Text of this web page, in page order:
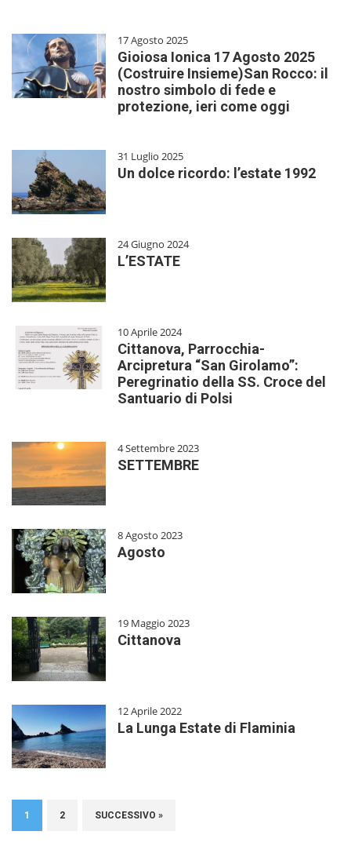
17 Agosto 2025
Gioiosa Ionica 17 Agosto 2025
(Costruire Insieme)San Rocco: il
nostro simbolo di fede e
protezione, ieri come oggi
31 Luglio 2025
Un dolce ricordo: l’estate 1992
24 Giugno 2024
L’ESTATE
10 Aprile 2024
Cittanova, Parrocchia-
Arcipretura “San Girolamo”:
Peregrinatio della SS. Croce del
Santuario di Polsi
4 Settembre 2023
SETTEMBRE
8 Agosto 2023
Agosto
19 Maggio 2023
Cittanova
12 Aprile 2022
La Lunga Estate di Flaminia
1 2 SUCCESSIVO »